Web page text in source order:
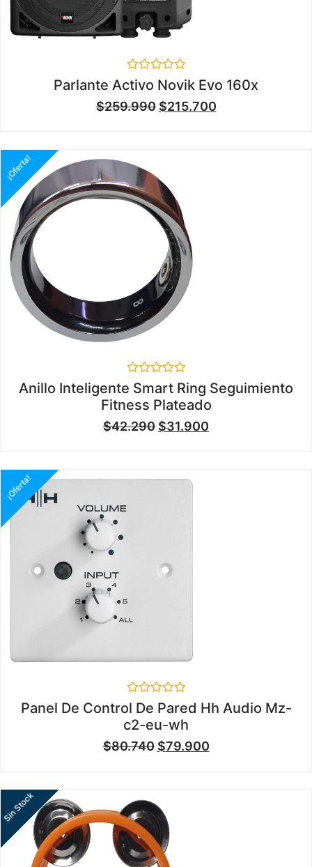
Valorado
en
0
de
Parlante Activo Novik Evo 160x
$259.990 $215.700
¡Oferta!
Valorado
en
0
de
5
Anillo Inteligente Smart Ring Seguimiento
Fitness Plateado
$42.290 $31.900
¡Oferta!
Valorado
en
0
de
5
Panel De Control De Pared Hh Audio Mz-
c2-eu-wh
$80.740 $79.900
Sin Stock